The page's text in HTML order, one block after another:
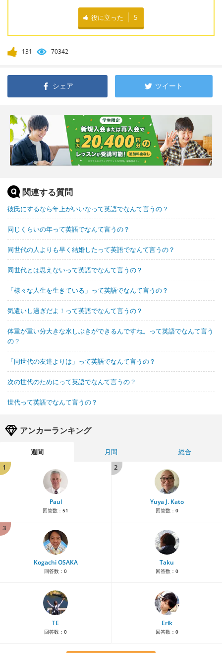
役に立った 5
131 70342
シェア ツイート
関連する質問
彼氏にするなら年上がいいなって英語でなんて言うの？
同じくらいの年って英語でなんて言うの？
同世代の人よりも早く結婚したって英語でなんて言うの？
同世代とは思えないって英語でなんて言うの？
「様々な人生を生きている」って英語でなんて言うの？
気遣いし過ぎだよ！って英語でなんて言うの？
体重が重い分大きな水しぶきができるんですね。って英語でなんて言う
の？
「同世代の友達よりは」って英語でなんて言うの？
次の世代のためにって英語でなんて言うの？
世代って英語でなんて言うの？
アンカーランキング
週間 月間
総合
1
Paul
回答数： 51
2
Yuya J. Kato
回答数： 0
3
Kogachi OSAKA
回答数： 0
Taku
回答数： 0
TE
回答数： 0
Erik
回答数： 0